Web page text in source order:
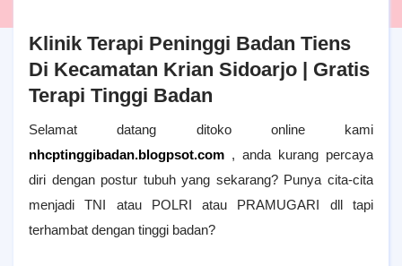
Klinik Terapi Peninggi Badan Tiens
Di Kecamatan Krian Sidoarjo | Gratis
Terapi Tinggi Badan
Selamat datang ditoko online kami
nhcptinggibadan.blogpsot.com , anda kurang percaya
diri dengan postur tubuh yang sekarang? Punya cita-cita
menjadi TNI atau POLRI atau PRAMUGARI dll tapi
terhambat dengan tinggi badan?